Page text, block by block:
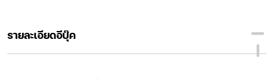
รายละเอียดอีบุ๊ค